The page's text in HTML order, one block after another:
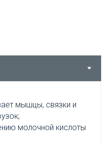
мышцы, связки и
молочной кислоты